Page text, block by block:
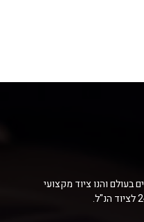
בעולם והנו ציוד מקצועי